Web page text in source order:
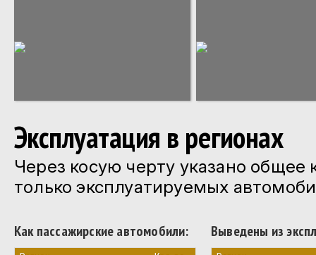
Эксплуатация в регионах
Через косую черту указано
только эксплуатируемых
Как пассажирские автомобили: Выведены из